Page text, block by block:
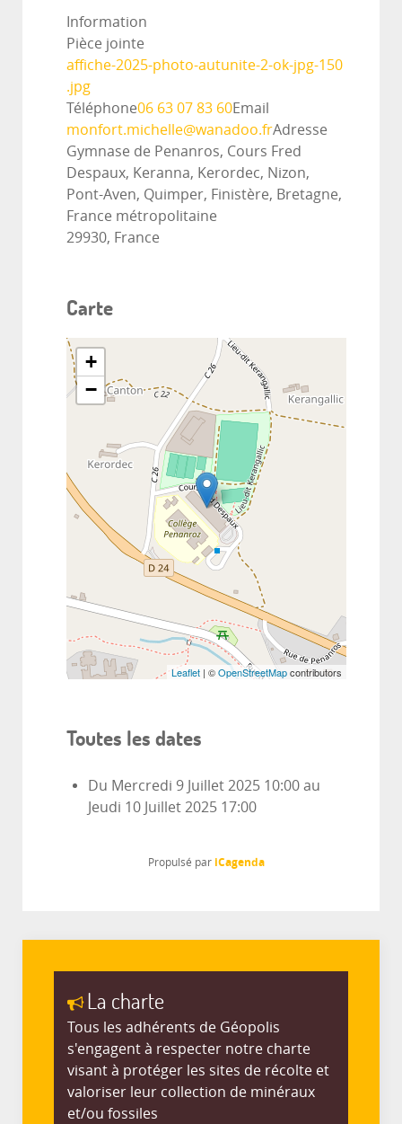
Information
Pièce jointe
affiche-2025-photo-autunite-2-ok-jpg-150
.jpg
Téléphone06 63 07 83 60Email
monfort.michelle@wanadoo.frAdresse
Gymnase de Penanros, Cours Fred
Despaux, Keranna, Kerordec, Nizon,
Pont-Aven, Quimper, Finistère, Bretagne,
France métropolitaine
29930, France
Carte
+
−
Leaflet | ©OpenStreetMapcontributors
Toutes les dates
Du Mercredi 9 Juillet 2025 10:00 au
Jeudi 10 Juillet 2025 17:00
Propulsé par iCagenda
La charte
Tous les adhérents de Géopolis
s'engagent à respecter notre charte
visant à protéger les sites de récolte et
valoriser leur collection de minéraux
et/ou fossiles